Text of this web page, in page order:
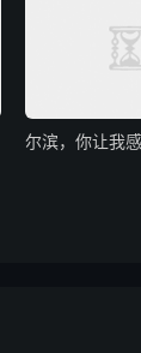
尔滨，你让我